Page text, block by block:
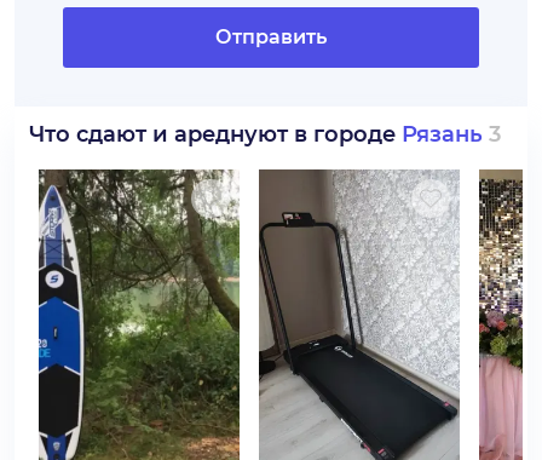
Отправить
Что сдают и ареднуют в городе Рязань 3